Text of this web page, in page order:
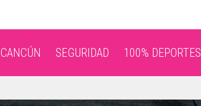
CANCÚN SEGURIDAD 100% DEPORTES